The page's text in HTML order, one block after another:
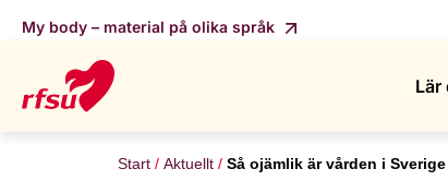
My body – material på olika språk
Lär
Start Aktuellt Så ojämlik är vården i Sverige